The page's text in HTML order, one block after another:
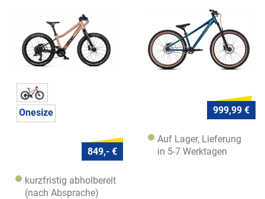
Onesize
849,- €
kurzfristig abholbereit
(nach Absprache)
999,99 €
Auf Lager, Lieferung
in 5-7 Werktagen